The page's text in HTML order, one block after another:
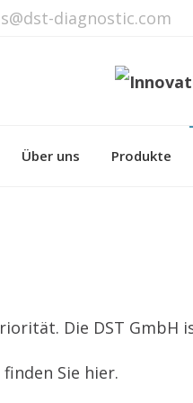
diagnostic.com
Über uns Produkte
Die DST GmbH
Sie hier.